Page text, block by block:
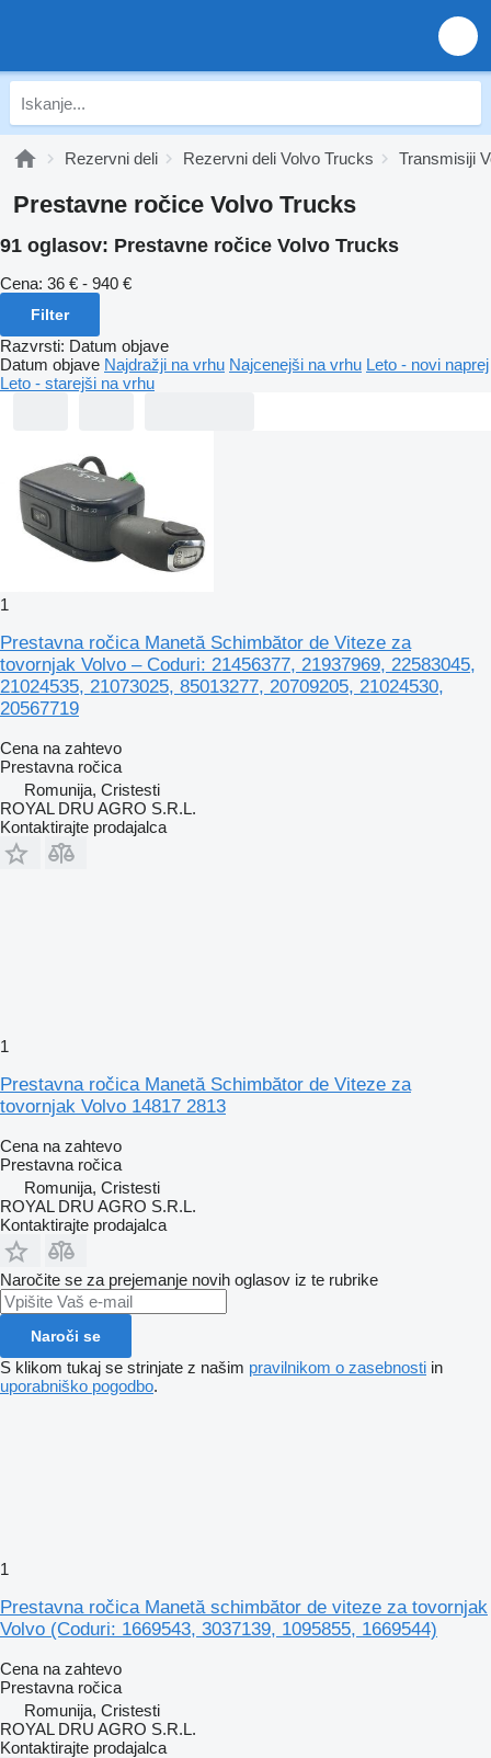
Rezervni deli Rezervni deli Volvo Trucks Transmisiji
Prestavne ročice Volvo Trucks
91 oglasov: Prestavne ročice Volvo Trucks
Cena: 36 € - 940 €
Filter
Razvrsti: Datum objave
Datum objave Najdražji na vrhu Najcenejši na vrhu Leto - novi naprej
Leto - starejši na vrhu
1
Prestavna ročica Manetă Schimbător de Viteze za
tovornjak Volvo – Coduri: 21456377, 21937969, 22583045,
21024535, 21073025, 85013277, 20709205, 21024530,
20567719
Cena na zahtevo
Prestavna ročica
Romunija, Cristesti
ROYAL DRU AGRO S.R.L.
Kontaktirajte prodajalca
1
Prestavna ročica Manetă Schimbător de Viteze za
tovornjak Volvo 14817 2813
Cena na zahtevo
Prestavna ročica
Romunija, Cristesti
ROYAL DRU AGRO S.R.L.
Kontaktirajte prodajalca
Naročite se za prejemanje novih oglasov iz te rubrike
Naroči se
S klikom tukaj se strinjate z našim pravilnikom o zasebnosti in
uporabniško pogodbo.
1
Prestavna ročica Manetă schimbător de viteze za tovornjak
Volvo (Coduri: 1669543, 3037139, 1095855, 1669544)
Cena na zahtevo
Prestavna ročica
Romunija, Cristesti
ROYAL DRU AGRO S.R.L.
Kontaktirajte prodajalca